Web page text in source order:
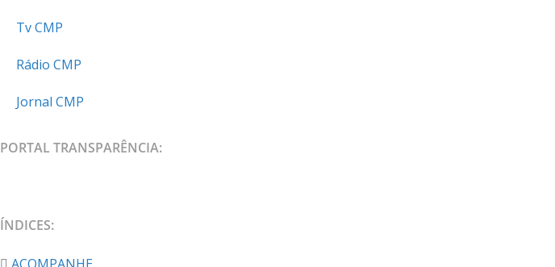
Tv CMP
Rádio CMP
Jornal CMP
PORTAL TRANSPARÊNCIA:
ÍNDICES:
ACOMPANHE